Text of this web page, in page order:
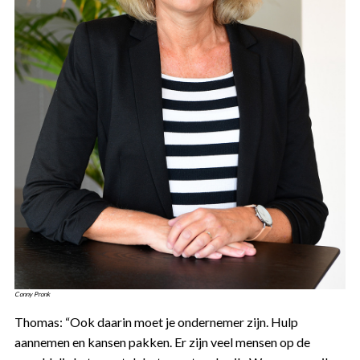
Conny Pronk
Thomas: “Ook daarin moet je ondernemer zijn. Hulp
aannemen en kansen pakken. Er zijn veel mensen op de